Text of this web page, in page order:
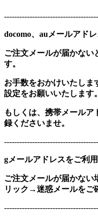
docomo、auメールアド
ご注文メールが届かない
す。
お手数をおかけいたしま
設定をお願いいたします。
もしくは、携帯メール
録くださいませ。
gメールアドレスをご利
ご注文メールが届かない
リック→迷惑メールをご